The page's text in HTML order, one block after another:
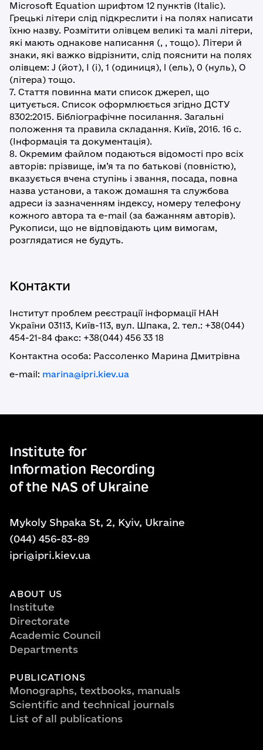
Microsoft Equation шрифтом 12 пунктів (Italic).
Грецькі літери слід підкреслити і на полях написати
їхню назву. Розмітити олівцем великі та малі літери,
які мають однакове написання (, , тощо). Літери й
знаки, які важко відрізнити, слід пояснити на полях
олівцем: J (йот), I (і), 1 (одиниця), l (ель), 0 (нуль), О
(літера) тощо.
7. Стаття повинна мати список джерел, що
цитується. Список оформлюється згідно ДСТУ
8302:2015. Бібліографічне посилання. Загальні
положення та правила складання. Київ, 2016. 16 с.
(Інформація та документація).
8. Окремим файлом подаються відомості про всіх
авторів: прізвище, ім’я та по батькові (повністю),
вказується вчена ступінь і звання, посада, повна
назва установи, а також домашня та службова
адреси із зазначенням індексу, номеру телефону
кожного автора та e-mail (за бажанням авторів).
Рукописи, що не відповідають цим вимогам,
розглядатися не будуть.
Контакти
Інститут проблем реєстрації інформації НАН
України 03113, Київ-113, вул. Шпака, 2. тел.: +38(044)
454-21-84 факс: +38(044) 456 33 18
Контактна особа: Рассоленко Марина Дмитрівна
e-mail: marina@ipri.kiev.ua
Institute for
Information Recording
of the NAS of Ukraine
Mykoly Shpaka St, 2, Kyiv, Ukraine
(044) 456-83-89
ipri@ipri.kiev.ua
ABOUT US
Institute
Directorate
Academic Council
Departments
PUBLICATIONS
Monographs, textbooks, manuals
Scientific and technical journals
List of all publications